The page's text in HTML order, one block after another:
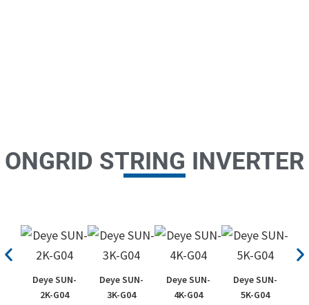
ONGRID STRING INVERTER
Deye SUN-
2K-G04
Deye SUN-
3K-G04
Deye SUN-
4K-G04
Deye SUN-
5K-G04